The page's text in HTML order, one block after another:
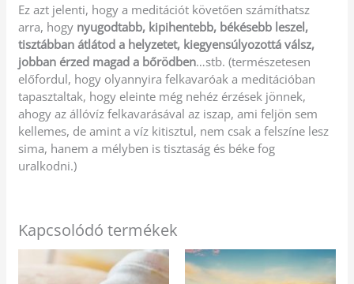
Ez azt jelenti, hogy a meditációt követően számíthatsz
arra, hogy nyugodtabb, kipihentebb, békésebb leszel,
tisztábban átlátod a helyzetet, kiegyensúlyozottá válsz,
jobban érzed magad a bőrödben…stb. (természetesen
előfordul, hogy olyannyira felkavaróak a meditációban
tapasztaltak, hogy eleinte még nehéz érzések jönnek,
ahogy az állóvíz felkavarásával az iszap, ami feljön sem
kellemes, de amint a víz kitisztul, nem csak a felszíne lesz
sima, hanem a mélyben is tisztaság és béke fog
uralkodni.)
Kapcsolódó termékek